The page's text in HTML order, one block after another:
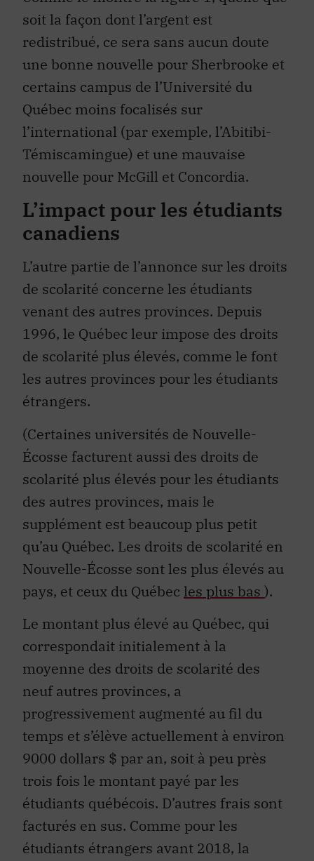
soit la façon dont l’argent est
redistribué, ce sera sans aucun doute
une bonne nouvelle pour Sherbrooke et
certains campus de l’Université du
Québec moins focalisés sur
l’international (par exemple, l’Abitibi-
Témiscamingue) et une mauvaise
nouvelle pour McGill et Concordia.
L’impact pour les étudiants
canadiens
L’autre partie de l’annonce sur les droits
de scolarité concerne les étudiants
venant des autres provinces. Depuis
1996, le Québec leur impose des droits
de scolarité plus élevés, comme le font
les autres provinces pour les étudiants
étrangers.
(Certaines universités de Nouvelle-
Écosse facturent aussi des droits de
scolarité plus élevés pour les étudiants
des autres provinces, mais le
supplément est beaucoup plus petit
qu’au Québec. Les droits de scolarité en
Nouvelle-Écosse sont les plus élevés au
pays, et ceux du Québec les plus bas ).
Le montant plus élevé au Québec, qui
correspondait initialement à la
moyenne des droits de scolarité des
neuf autres provinces, a
progressivement augmenté au fil du
temps et s’élève actuellement à environ
9000 dollars $ par an, soit à peu près
trois fois le montant payé par les
étudiants québécois. D’autres frais sont
facturés en sus. Comme pour les
étudiants étrangers avant 2018, la